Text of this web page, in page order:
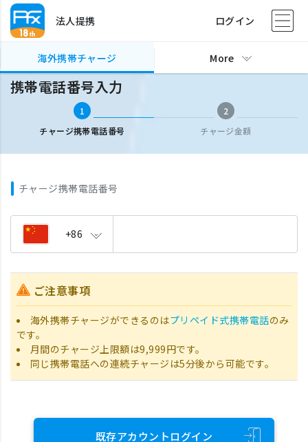
法人提携 ログイン
海外携帯チャージ More
海外携帯チャージ 携帯電話番号入力
携帯電話番号入力
1
チャージ携帯電話番号
2
チャージ金額
チャージ携帯電話番号
+86
ご注意事項
海外携帯チャージができるのはプリペイド式携帯電話のみ
です。
月間のチャージ上限額は9,999円です。
同じ携帯電話への連続チャージは5分後から可能です。
既存アカウントログイン